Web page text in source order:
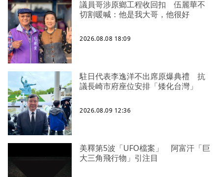
議員哥涉原鄉工程收回扣 伍麗華不
切割暖喊：他是我大哥，他很好
2026.08.08 18:09
駐日代表李逸洋不出席原爆典禮 抗
議長崎市府座位安排「矮化台灣」
2026.08.09 12:36
美釋第5波「UFO檔案」 阿富汗「巨
大三角飛行物」引注目